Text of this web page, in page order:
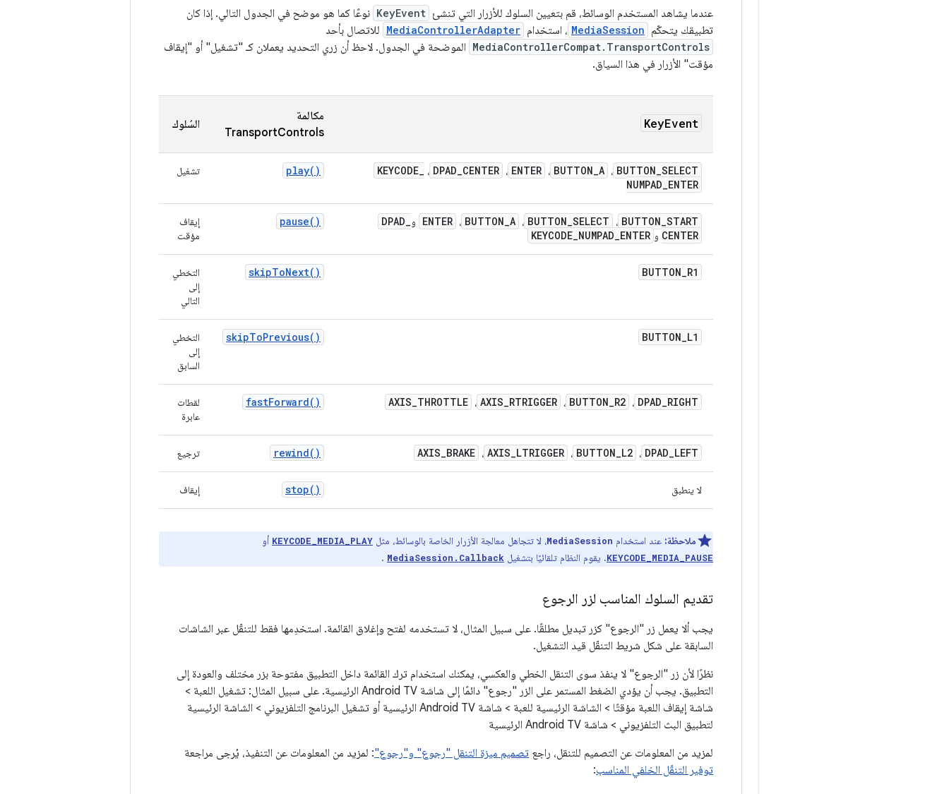
عندما يشاهد المستخدم الوسائط، قم بتعيين السلوك للأزرار التي تنشئ KeyEvent نوعًا كما هو موضح في الجدول التالي. إذا كان
تطبيقك يتحكّم MediaSession ، استخدام MediaControllerAdapter للاتصال بأحد
MediaControllerCompat.TransportControls الموضحة في الجدول. لاحظ أن زري التحديد يعملان كـ "تشغيل" أو "إيقاف
مؤقت" الأزرار في هذا السياق.
KeyEvent
مكالمة
TransportControls
السُلوك
BUTTON_SELECT ، BUTTON_A ، ENTER ، DPAD_CENTER ، KEYCODE_
NUMPAD_ENTER
play() تشغيل
BUTTON_START ، BUTTON_SELECT ، BUTTON_A ، ENTER و DPAD_
CENTER و KEYCODE_NUMPAD_ENTER
pause()
إيقاف
مؤقت
BUTTON_R1
skipToNext()
التخطي
إلى
التالي
BUTTON_L1
skipToPrevious()
التخطي
إلى
السابق
DPAD_RIGHT ، BUTTON_R2 ، AXIS_RTRIGGER ، AXIS_THROTTLE
fastForward()
لقطات
عابرة
DPAD_LEFT ، BUTTON_L2 ، AXIS_LTRIGGER ، AXIS_BRAKE
rewind() ترجيع
لا ينطبق stop() إيقاف
ملاحظة: عند استخدام MediaSession، لا تتجاهل معالجة الأزرار الخاصة بالوسائط، مثل KEYCODE_MEDIA_PLAY أو
KEYCODE_MEDIA_PAUSE. يقوم النظام تلقائيًا بتشغيل MediaSession.Callback
.
تقديم السلوك المناسب لزر الرجوع
يجب ألا يعمل زر "الرجوع" كزر تبديل مطلقًا. على سبيل المثال، لا تستخدمه لفتح وإغلاق القائمة. استخدِمها فقط للتنقّل عبر الشاشات
السابقة على شكل شريط التنقّل قيد التشغيل.
نظرًا لأن زر "الرجوع" لا ينفذ سوى التنقل الخطي والعكسي، يمكنك استخدام ترك القائمة داخل التطبيق مفتوحة بزر مختلف والعودة إلى
التطبيق. يجب أن يؤدي الضغط المستمر على الزر "رجوع" دائمًا إلى شاشة Android TV الرئيسية. على سبيل المثال: تشغيل اللعبة >
شاشة إيقاف اللعبة مؤقتًا > الشاشة الرئيسية للعبة > شاشة Android TV الرئيسية أو تشغيل البرنامج التلفزيوني > الشاشة الرئيسية
لتطبيق البث التلفزيوني > شاشة Android TV الرئيسية
لمزيد من المعلومات عن التصميم للتنقل، راجع تصميم ميزة التنقل "رجوع" و"رجوع": لمزيد من المعلومات عن التنفيذ، يُرجى مراجعة
توفير التنقّل الخلفي المناسب: